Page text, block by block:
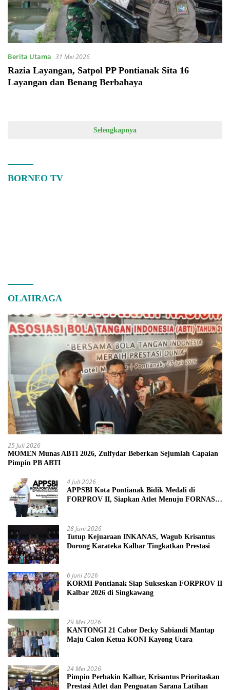
Berita Utama 31 Mei 2026
Razia Layangan, Satpol PP Pontianak Sita 16
Layangan dan Benang Berbahaya
Selengkapnya
BORNEO TV
OLAHRAGA
25 Juli 2026
MOMEN Munas ABTI 2026, Zulfydar Beberkan Sejumlah Capaian
Pimpin PB ABTI
4 Juli 2026
APPSBI Kota Pontianak Bidik Medali di
FORPROV II, Siapkan Atlet Menuju FORNAS
28 Juni 2026
Tutup Kejuaraan INKANAS, Wagub Krisantus
Dorong Karateka Kalbar Tingkatkan Prestasi
6 Juni 2026
KORMI Pontianak Siap Sukseskan FORPROV II
Kalbar 2026 di Singkawang
29 Mei 2026
KANTONGI 21 Cabor Decky Sabiandi Mantap
Maju Calon Ketua KONI Kayong Utara
24 Mei 2026
Pimpin Perbakin Kalbar, Krisantus Prioritaskan
Prestasi Atlet dan Penguatan Sarana Latihan